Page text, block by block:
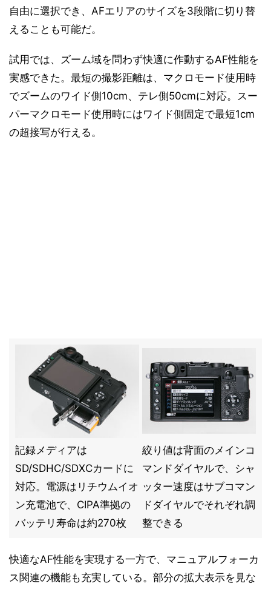
自由に選択でき、AFエリアのサイズを3段階に切り替
えることも可能だ。
試用では、ズーム域を問わず快適に作動するAF性能を
実感できた。最短の撮影距離は、マクロモード使用時
でズームのワイド側10cm、テレ側50cmに対応。スー
パーマクロモード使用時にはワイド側固定で最短1cm
の超接写が行える。
記録メディアは
SD/SDHC/SDXCカードに
対応。電源はリチウムイオ
ン充電池で、CIPA準拠の
バッテリ寿命は約270枚
絞り値は背面のメインコ
マンドダイヤルで、シャ
ッター速度はサブコマン
ドダイヤルでそれぞれ調
整できる
快適なAF性能を実現する一方で、マニュアルフォーカ
ス関連の機能も充実している。部分の拡大表示を見な